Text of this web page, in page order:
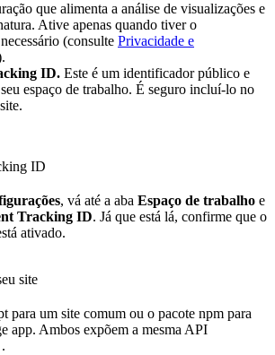
que alimenta a análise de visualizações e
Ative apenas quando tiver o
(consulte Privacidade e
ID. Este é um identificador público e
espaço de trabalho. É seguro incluí-lo no
ID
, vá até a aba Espaço de trabalho e
Tracking ID. Já que está lá, confirme que o
ativado.
site
para um site comum ou o pacote npm para
app. Ambos expõem a mesma API
.